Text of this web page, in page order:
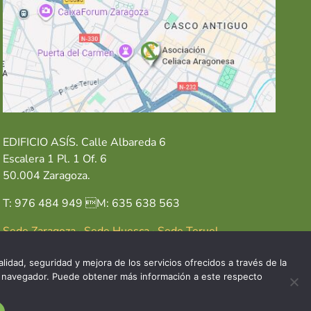
EDIFICIO ASÍS. Calle Albareda 6
Escalera 1 Pl. 1 Of. 6
50.004 Zaragoza.
T: 976 484 949 M: 635 638 563
Sede Zaragoza·Sede Huesca·Sede Teruel
seguridad y mejora de los servicios ofrecidos a través de la
Puede obtener más información a este respecto